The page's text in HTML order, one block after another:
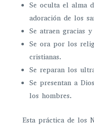
Se oculta el alma
adoración de los
Se atraen gracias
Se ora por los
cristianas.
Se reparan los
Se presentan a
los hombres.
Esta práctica de los